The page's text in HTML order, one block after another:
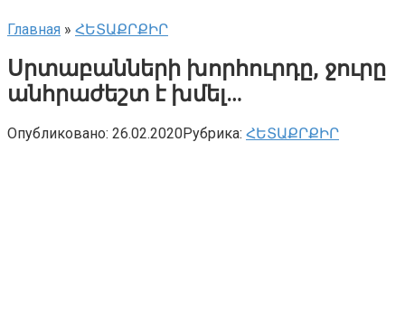
Главная » ՀԵՏԱՔՐՔԻՐ
Սրտաբանների խորհուրդը, ջուրը
անհրաժեշտ է խմել…
Опубликовано: 26.02.2020Рубрика: ՀԵՏԱՔՐՔԻՐ